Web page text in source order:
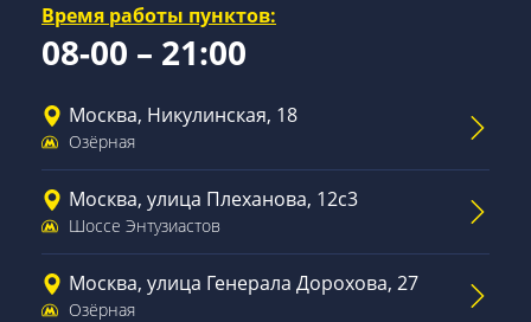
Время работы пунктов:
08-00 – 21:00
Москва, Никулинская, 18
Озёрная
Москва, улица Плеханова, 12с3
Шоссе Энтузиастов
Москва, улица Генерала Дорохова, 27
Озёрная